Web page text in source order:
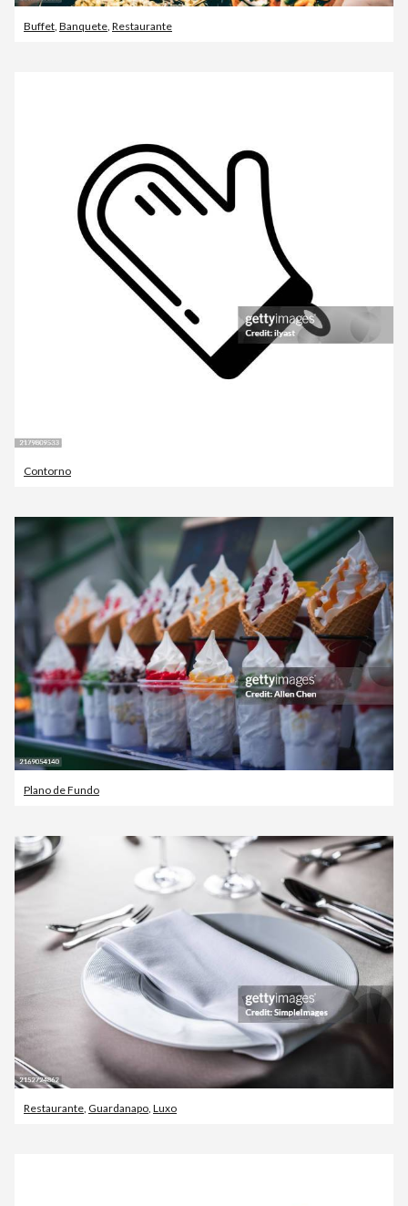
Buffet, Banquete, Restaurante
Contorno
Plano de Fundo
Restaurante Guardanapo Luxo